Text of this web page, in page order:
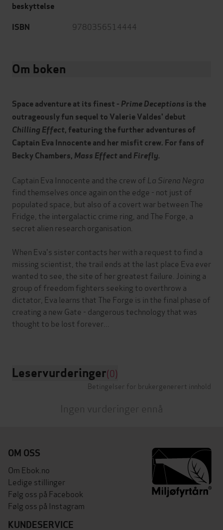
beskyttelse
ISBN 9780356514444
Om boken
Space adventure at its finest - Prime Deceptions is the
outrageously fun sequel to Valerie Valdes' debut
Chilling Effect, featuring the further adventures of
Captain Eva Innocente and her misfit crew. For fans of
Becky Chambers, Mass Effectand Firefly.
Captain Eva Innocente and the crew of La Sirena Negra
find themselves once again on the edge - not just of
populated space, but also of a covert war between The
Fridge, the intergalactic crime ring, and The Forge, a
secret alien research organisation.
When Eva's sister contacts her with a request to find a
missing scientist, the trail ends at the last place Eva ever
wanted to see, the site of her greatest failure. Joining a
group of freedom fighters seeking to overthrow a
dictator, Eva learns that The Forge is in the final phase of
creating a new Gate - dangerous technology that was
thought to be lost forever...
Leservurderinger(0)
Betingelser for brukergenerert innhold
Ingen vurderinger ennå
OM OSS
Om Ebok.no
Ledige stillinger
Følg oss på Facebook
Følg oss på Instagram
KUNDESERVICE